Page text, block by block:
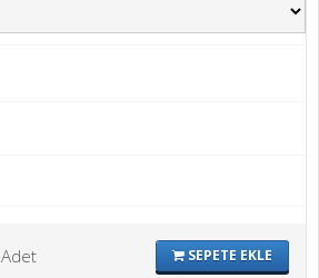
Adet SEPETE EKLE